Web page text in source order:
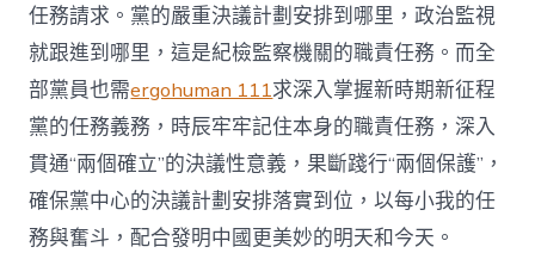
任務請求。黨的嚴重決議計劃安排到哪里，政治監視
就跟進到哪里，這是紀檢監察機關的職責任務。而全
部黨員也需ergohuman 111求深入掌握新時期新征程
黨的任務義務，時辰牢牢記住本身的職責任務，深入
貫通“兩個確立”的決議性意義，果斷踐行“兩個保護”，
確保黨中心的決議計劃安排落實到位，以每小我的任
務與奮斗，配合發明中國更美妙的明天和今天。